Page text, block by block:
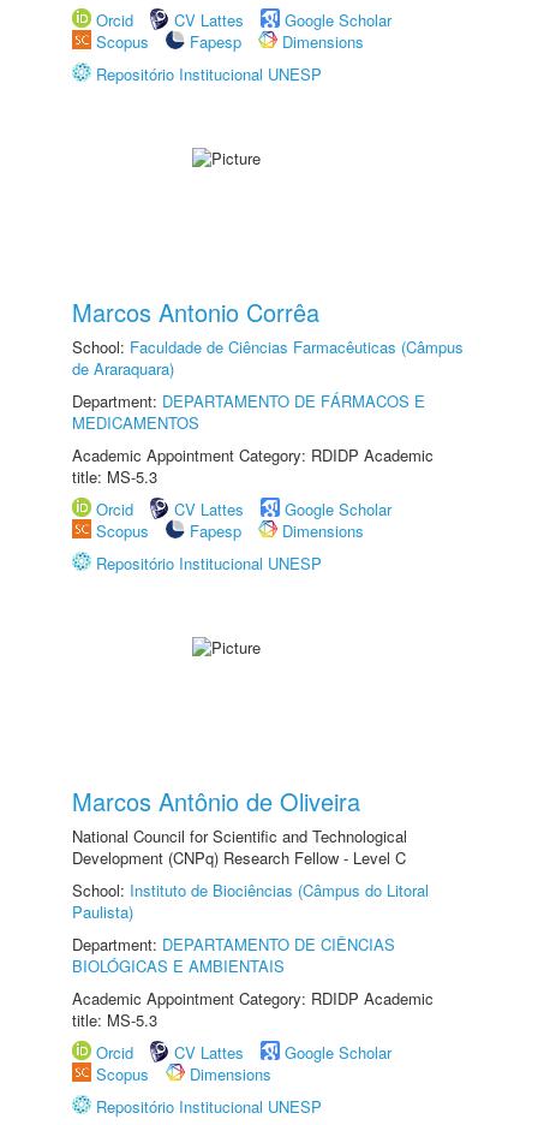
Orcid
CV Lattes
Google Scholar
Scopus
Fapesp
Dimensions
Repositório Institucional UNESP
Marcos Antonio Corrêa
School: Faculdade de Ciências Farmacêuticas (Câmpus
de Araraquara)
Department: DEPARTAMENTO DE FÁRMACOS E
MEDICAMENTOS
Academic Appointment Category: RDIDP Academic
title: MS-5.3
Orcid
CV Lattes
Google Scholar
Scopus
Fapesp
Dimensions
Repositório Institucional UNESP
Marcos Antônio de Oliveira
National Council for Scientific and Technological
Development (CNPq) Research Fellow - Level C
School: Instituto de Biociências (Câmpus do Litoral
Paulista)
Department: DEPARTAMENTO DE CIÊNCIAS
BIOLÓGICAS E AMBIENTAIS
Academic Appointment Category: RDIDP Academic
title: MS-5.3
Orcid
CV Lattes
Google Scholar
Scopus
Dimensions
Repositório Institucional UNESP